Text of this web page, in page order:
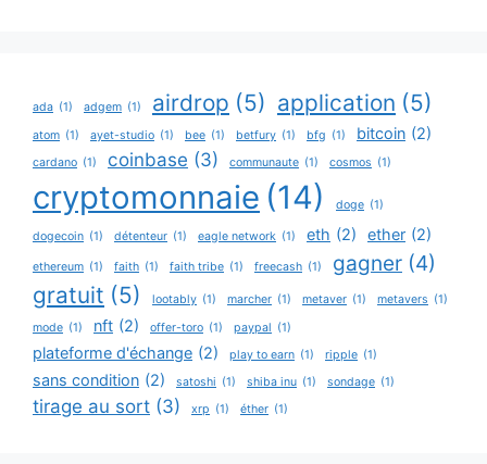
ada (1) adgem (1) airdrop (5) application (5)
atom (1) ayet-studio (1) bee (1) betfury (1) bfg (1) bitcoin (2)
cardano (1) coinbase (3) communaute (1) cosmos (1)
cryptomonnaie (14) doge (1)
dogecoin (1) détenteur (1) eagle network (1) eth (2) ether (2)
ethereum (1) faith (1) faith tribe (1) freecash (1) gagner (4)
gratuit (5) lootably (1) marcher (1) metaver (1) metavers (1)
mode (1) nft (2) offer-toro (1) paypal (1)
plateforme d'échange (2) play to earn (1) ripple (1)
sans condition (2) satoshi (1) shiba inu (1) sondage (1)
tirage au sort (3) xrp (1) éther (1)